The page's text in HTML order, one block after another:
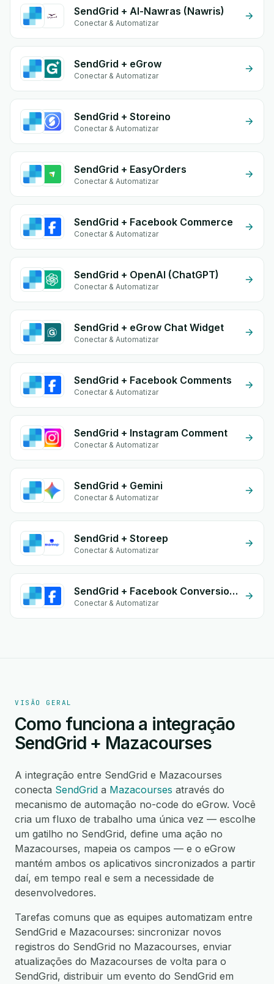
SendGrid + Al-Nawras (Nawris)
Conectar & Automatizar
SendGrid + eGrow
Conectar & Automatizar
SendGrid + Storeino
Conectar & Automatizar
SendGrid + EasyOrders
Conectar & Automatizar
SendGrid + Facebook Commerce
Conectar & Automatizar
SendGrid + OpenAI (ChatGPT)
Conectar & Automatizar
SendGrid + eGrow Chat Widget
Conectar & Automatizar
SendGrid + Facebook Comments
Conectar & Automatizar
SendGrid + Instagram Comment
Conectar & Automatizar
SendGrid + Gemini
Conectar & Automatizar
SendGrid + Storeep
Conectar & Automatizar
SendGrid + Facebook Conversion API (CAPI)
Conectar & Automatizar
VISÃO GERAL
Como funciona a integração
SendGrid + Mazacourses
A integração entre SendGrid e Mazacourses
conecta SendGrid a Mazacourses através do
mecanismo de automação no-code do eGrow. Você
cria um fluxo de trabalho uma única vez — escolhe
um gatilho no SendGrid, define uma ação no
Mazacourses, mapeia os campos — e o eGrow
mantém ambos os aplicativos sincronizados a partir
daí, em tempo real e sem a necessidade de
desenvolvedores.
Tarefas comuns que as equipes automatizam entre
SendGrid e Mazacourses: sincronizar novos
registros do SendGrid no Mazacourses, enviar
atualizações do Mazacourses de volta para o
SendGrid, distribuir um evento do SendGrid em